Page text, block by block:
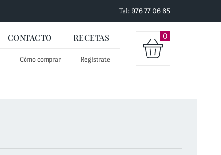
Tel: 976 77 06 65
CONTACTO RECETAS
Cómo comprar Regístrate
0